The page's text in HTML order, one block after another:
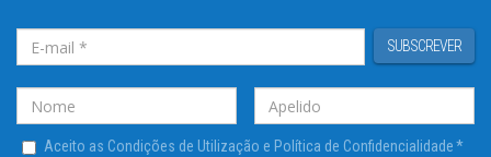
SUBSCREVER
Aceito as Condições de Utilização e Política de Confidencialidade*